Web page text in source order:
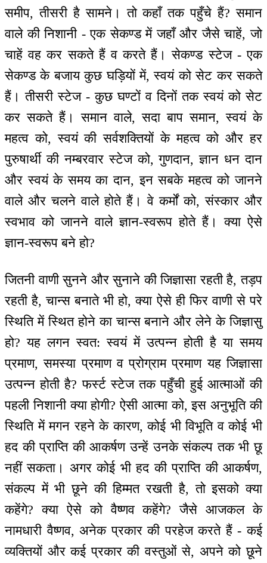
समीप, तीसरी है सामने। तो कहाँ तक पहुँचे हैं? समान
वाले की निशानी - एक सेकण्ड में जहाँ और जैसे चाहें, जो
चाहें वह कर सकते हैं व करते हैं। सेकण्ड स्टेज - एक
सेकण्ड के बजाय कुछ घड़ियों में, स्वयं को सेट कर सकते
हैं। तीसरी स्टेज - कुछ घण्टों व दिनों तक स्वयं को सेट
कर सकते हैं। समान वाले, सदा बाप समान, स्वयं के
महत्व को, स्वयं की सर्वशक्तियों के महत्व को और हर
पुरुषार्थी की नम्बरवार स्टेज को, गुणदान, ज्ञान धन दान
और स्वयं के समय का दान, इन सबके महत्व को जानने
वाले और चलने वाले होते हैं। वे कर्मों को, संस्कार और
स्वभाव को जानने वाले ज्ञान-स्वरूप होते हैं। क्या ऐसे
ज्ञान-स्वरूप बने हो?
जितनी वाणी सुनने और सुनाने की जिज्ञासा रहती है, तड़प
रहती है, चान्स बनाते भी हो, क्या ऐसे ही फिर वाणी से परे
स्थिति में स्थित होने का चान्स बनाने और लेने के जिज्ञासु
हो? यह लगन स्वत: स्वयं में उत्पन्न होती है या समय
प्रमाण, समस्या प्रमाण व प्रोग्राम प्रमाण यह जिज्ञासा
उत्पन्न होती है? फर्स्ट स्टेज तक पहुँची हुई आत्माओं की
पहली निशानी क्या होगी? ऐसी आत्मा को, इस अनुभूति की
स्थिति में मगन रहने के कारण, कोई भी विभूति व कोई भी
हद की प्राप्ति की आकर्षण उन्हें उनके संकल्प तक भी छू
नहीं सकता। अगर कोई भी हद की प्राप्ति की आकर्षण,
संकल्प में भी छूने की हिम्मत रखती है, तो इसको क्या
कहेंगे? क्या ऐसे को वैष्णव कहेंगे? जैसे आजकल के
नामधारी वैष्णव, अनेक प्रकार की परहेज करते हैं - कई
व्यक्तियों और कई प्रकार की वस्तुओं से, अपने को छूने